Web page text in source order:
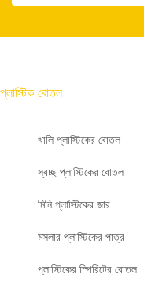
প্লাস্টিক বোতল
খালি প্লাস্টিকের বোতল
স্বচ্ছ প্লাস্টিকের বোতল
মিনি প্লাস্টিকের জার
মসলার প্লাস্টিকের পাত্র
প্লাস্টিকের স্পিরিটের বোতল